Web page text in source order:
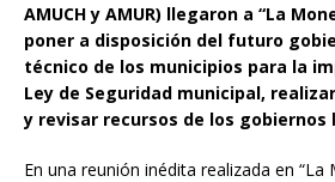
AMUCH y AMUR) llegaron a “La
poner a disposición del futuro
técnico de los municipios para la
Ley de Seguridad municipal,
y revisar recursos de los gobiernos
En una reunión inédita realizada en “La